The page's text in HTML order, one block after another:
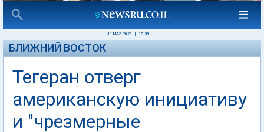
11 МАЯ 2026 15:39
БЛИЖНИЙ ВОСТОК
Тегеран отверг
американскую инициативу
и "чрезмерные